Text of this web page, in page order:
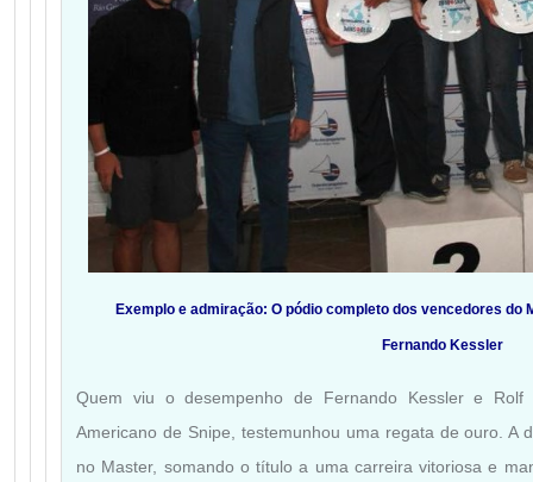
Exemplo e admiração: O pódio completo dos vencedores do
Fernando Kessler
Quem viu o desempenho de Fernando Kessler e Rolf
Americano de Snipe, testemunhou uma regata de ouro. A
no Master, somando o título a uma carreira vitoriosa e